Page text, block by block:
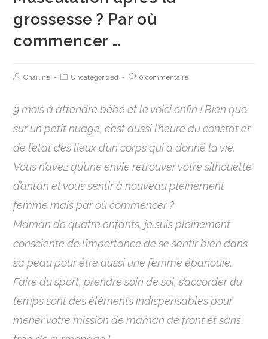
grossesse ? Par où
commencer …
Charline Uncategorized 0 commentaire
9 mois à attendre bébé et le voici enfin ! Bien que
sur un petit nuage, c’est aussi l’heure du constat et
de l’état des lieux d’un corps qui a donné la vie.
Vous n’avez qu’une envie retrouver votre silhouette
d’antan et vous sentir à nouveau pleinement
femme mais par où commencer ?
Maman de quatre enfants, je suis pleinement
consciente de l’importance de se sentir bien dans
sa peau pour être aussi une femme épanouie.
Faire du sport, prendre soin de soi, s’accorder du
temps sont des éléments indispensables pour
mener votre mission de maman de front et sans